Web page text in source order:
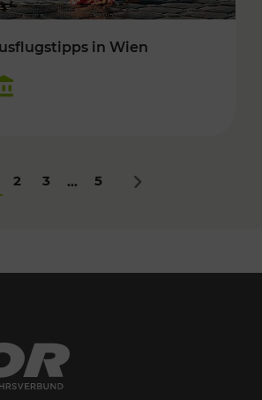
in Wien
2 3 ... 5 Nächstes